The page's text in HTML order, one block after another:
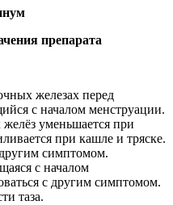
препарата
железах перед
с началом менструации.
уменьшается при
при кашле и тряске.
симптомом.
с началом
с другим симптомом.
таза.